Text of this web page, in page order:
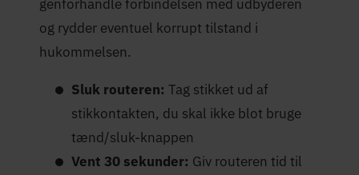
genforhandle forbindelsen med udbyderen
og rydder eventuel korrupt tilstand i
hukommelsen.
Sluk routeren: Tag stikket ud af
stikkontakten, du skal ikke blot bruge
tænd/sluk-knappen
Vent 30 sekunder: Giv routeren tid til